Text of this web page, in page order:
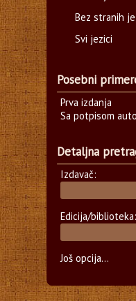
Bez stranih
Svi jezici
Posebni
Prva izdanja
Sa potpisom
Detaljna
Izdavač:
Edicija/biblioteka:
Još opcija...